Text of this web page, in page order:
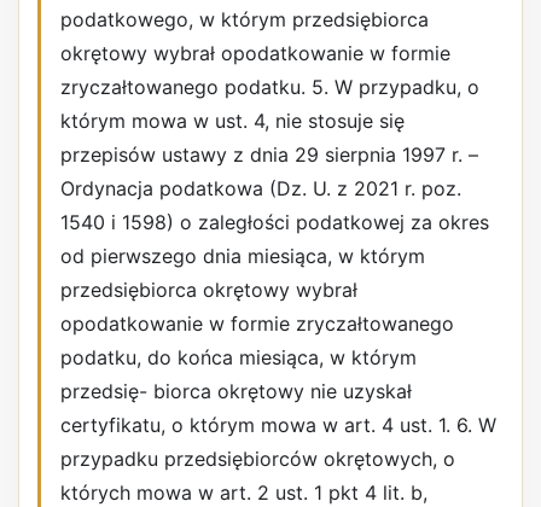
podatkowego, w którym przedsiębiorca
okrętowy wybrał opodatkowanie w formie
zryczałtowanego podatku. 5. W przypadku, o
którym mowa w ust. 4, nie stosuje się
przepisów ustawy z dnia 29 sierpnia 1997 r. –
Ordynacja podatkowa (Dz. U. z 2021 r. poz.
1540 i 1598) o zaległości podatkowej za okres
od pierwszego dnia miesiąca, w którym
przedsiębiorca okrętowy wybrał
opodatkowanie w formie zryczałtowanego
podatku, do końca miesiąca, w którym
przedsię- biorca okrętowy nie uzyskał
certyfikatu, o którym mowa w art. 4 ust. 1. 6. W
przypadku przedsiębiorców okrętowych, o
których mowa w art. 2 ust. 1 pkt 4 lit. b,